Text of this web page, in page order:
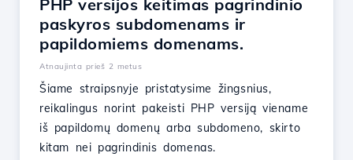
PHP versijos keitimas pagrindinio
paskyros subdomenams ir
papildomiems domenams.
Atnaujinta prieš 2 metus
Šiame straipsnyje pristatysime žingsnius,
reikalingus norint pakeisti PHP versiją viename
iš papildomų domenų arba subdomeno, skirto
kitam nei pagrindinis domenas.